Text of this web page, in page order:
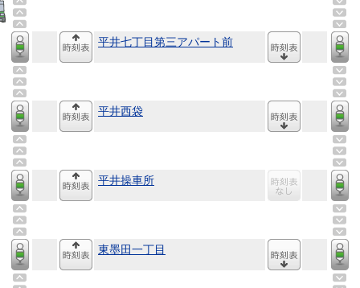
平井七丁目第三アパート前
平井西袋
平井操車所
東墨田一丁目